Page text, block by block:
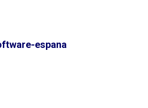
espana